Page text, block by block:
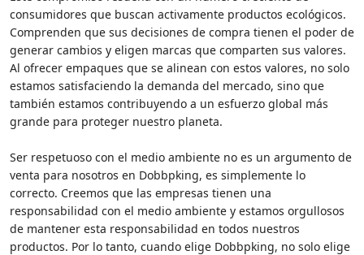
consumidores que buscan activamente productos ecológicos.
Comprenden que sus decisiones de compra tienen el poder de
generar cambios y eligen marcas que comparten sus valores.
Al ofrecer empaques que se alinean con estos valores, no solo
estamos satisfaciendo la demanda del mercado, sino que
también estamos contribuyendo a un esfuerzo global más
grande para proteger nuestro planeta.
Ser respetuoso con el medio ambiente no es un argumento de
venta para nosotros en Dobbpking, es simplemente lo
correcto. Creemos que las empresas tienen una
responsabilidad con el medio ambiente y estamos orgullosos
de mantener esta responsabilidad en todos nuestros
productos. Por lo tanto, cuando elige Dobbpking, no solo elige